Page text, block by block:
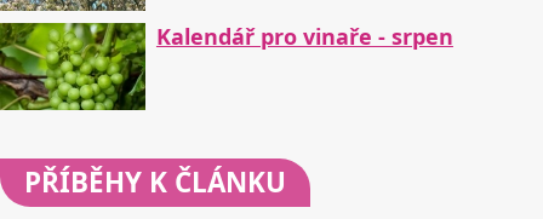
Kalendář pro vinaře - srpen
PŘÍBĚHY K ČLÁNKU